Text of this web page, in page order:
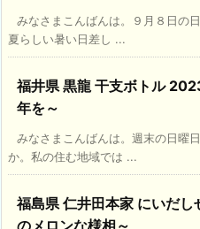
みなさまこんばんは。９月８日の
夏らしい暑い日差し ...
福井県 黒龍 干支ボトル
年を～
みなさまこんばんは。週末の日曜
か。私の住む地域では ...
福島県 仁井田本家 にいだ
のメロンな様相～